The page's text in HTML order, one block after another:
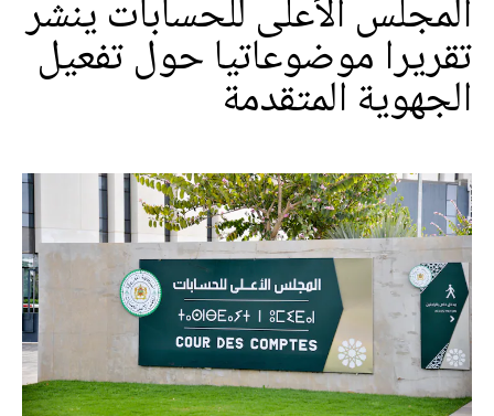
المجلس الأعلى للحسابات ينشر
تقريرا موضوعاتيا حول تفعيل
الجهوية المتقدمة